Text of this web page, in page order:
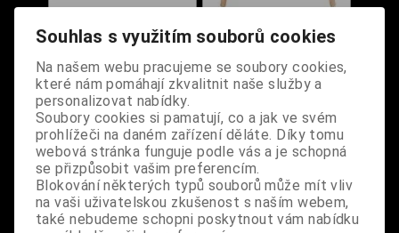
Hodiny skleněné Anne
Dodání dny:skladem
Cena:690 Kč
Koupit
Stolek Anne Stokes -
Cena:1 490 Kč
Koupit
Souhlas s využitím souborů cookies
Na našem webu pracujeme se soubory cookies,
které nám pomáhají zkvalitnit naše služby a
personalizovat nabídky.
Soubory cookies si pamatují, co a jak ve svém
prohlížeči na daném zařízení děláte. Díky tomu
webová stránka funguje podle vás a je schopná
se přizpůsobit vašim preferencím.
Blokování některých typů souborů může mít vliv
na vaši uživatelskou zkušenost s naším webem,
také nebudeme schopni poskytnout vám nabídku